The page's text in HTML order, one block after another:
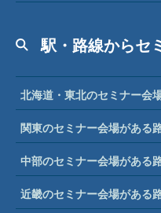
駅・路線からセ
北海道・東北のセミナー会
関東のセミナー会場がある
中部のセミナー会場がある
近畿のセミナー会場がある